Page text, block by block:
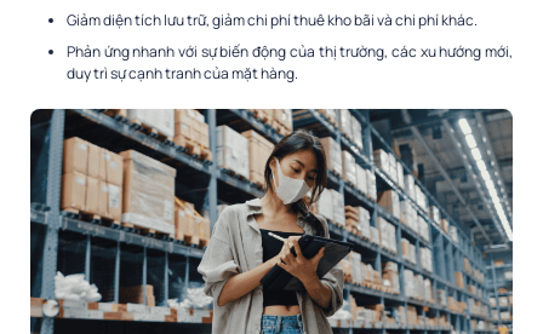
Giảm diện tích lưu trữ, giảm chi phí thuê kho bãi và chi phí khác.
Phản ứng nhanh với sự biến động của thị trường, các xu hướng mới,
duy trì sự cạnh tranh của mặt hàng.